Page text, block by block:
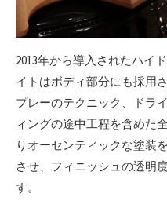
2013年から導入されたハイ
イトはボディ部分にも採用
プレーのテクニック、ドラ
ィングの途中工程を含めた
りオーセンティックな塗装
させ、フィニッシュの透明
す。